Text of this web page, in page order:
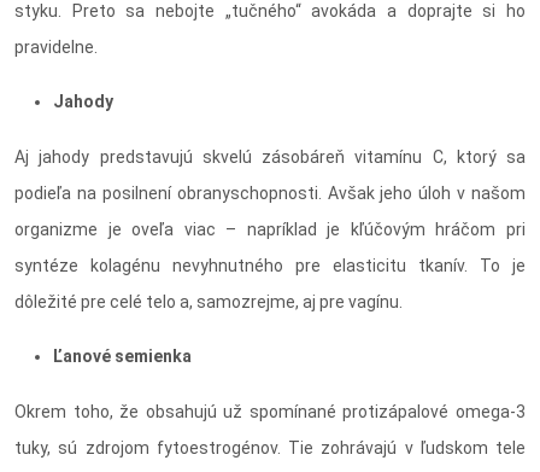
styku. Preto sa nebojte „tučného“ avokáda a doprajte si ho
pravidelne.
Jahody
Aj jahody predstavujú skvelú zásobáreň vitamínu C, ktorý sa
podieľa na posilnení obranyschopnosti. Avšak jeho úloh v našom
organizme je oveľa viac – napríklad je kľúčovým hráčom pri
syntéze kolagénu nevyhnutného pre elasticitu tkanív. To je
dôležité pre celé telo a, samozrejme, aj pre vagínu.
Ľanové semienka
Okrem toho, že obsahujú už spomínané protizápalové omega-3
tuky, sú zdrojom fytoestrogénov. Tie zohrávajú v ľudskom tele